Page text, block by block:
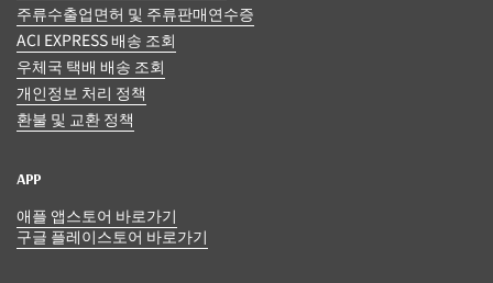
주류수출업면허 및 주류판매연수증
ACI EXPRESS 배송 조회
우체국 택배 배송 조회
개인정보 처리 정책
환불 및 교환 정책
APP
애플 앱스토어 바로가기
구글 플레이스토어 바로가기